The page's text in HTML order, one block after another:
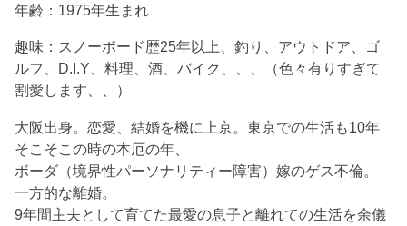
年齢：1975年生まれ
趣味：スノーボード歴25年以上、釣り、アウトドア、ゴ
ルフ、D.I.Y、料理、酒、バイク、、、（色々有りすぎて
割愛します、、）
大阪出身。恋愛、結婚を機に上京。東京での生活も10年
そこそこの時の本厄の年、
ボーダ（境界性パーソナリティー障害）嫁のゲス不倫。
一方的な離婚。
9年間主夫として育てた最愛の息子と離れての生活を余儀